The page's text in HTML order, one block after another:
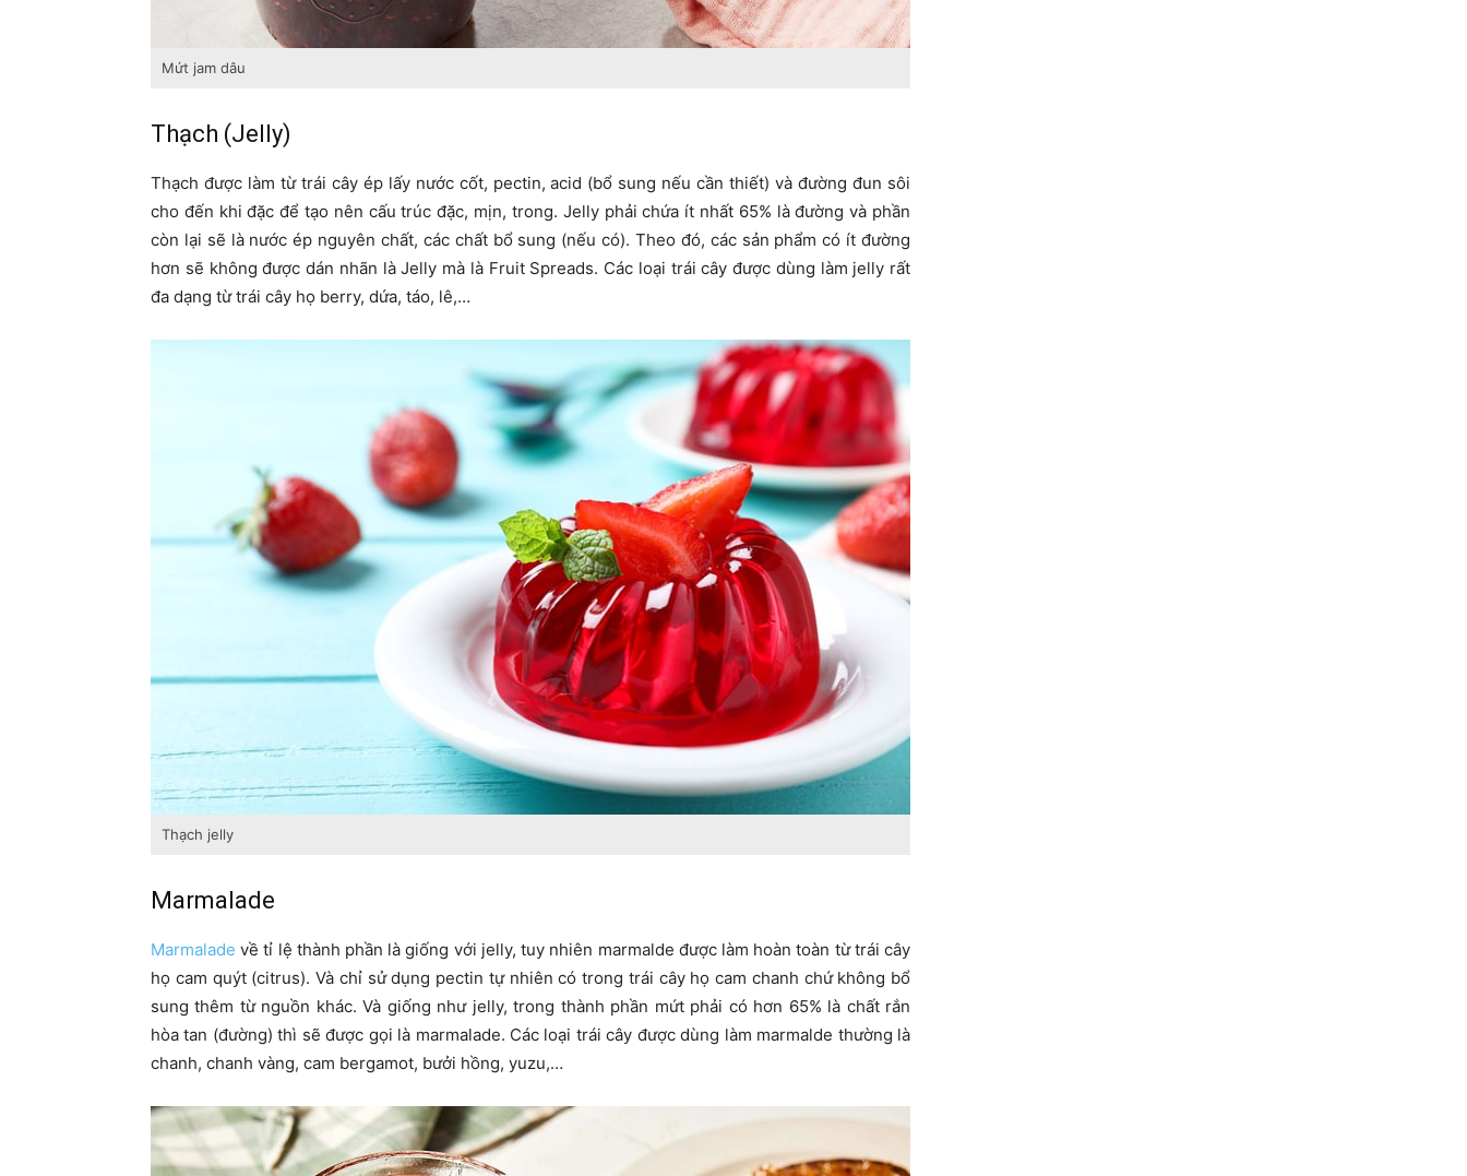
Mứt jam dâu
Thạch (Jelly)
Thạch được làm từ trái cây ép lấy nước cốt, pectin, acid (bổ sung nếu cần thiết) và đường đun sôi
cho đến khi đặc để tạo nên cấu trúc đặc, mịn, trong. Jelly phải chứa ít nhất 65% là đường và phần
còn lại sẽ là nước ép nguyên chất, các chất bổ sung (nếu có). Theo đó, các sản phẩm có ít đường
hơn sẽ không được dán nhãn là Jelly mà là Fruit Spreads. Các loại trái cây được dùng làm jelly rất
đa dạng từ trái cây họ berry, dứa, táo, lê,…
Thạch jelly
Marmalade
Marmalade về tỉ lệ thành phần là giống với jelly, tuy nhiên marmalde được làm hoàn toàn từ trái cây
họ cam quýt (citrus). Và chỉ sử dụng pectin tự nhiên có trong trái cây họ cam chanh chứ không bổ
sung thêm từ nguồn khác. Và giống như jelly, trong thành phần mứt phải có hơn 65% là chất rắn
hòa tan (đường) thì sẽ được gọi là marmalade. Các loại trái cây được dùng làm marmalde thường là
chanh, chanh vàng, cam bergamot, bưởi hồng, yuzu,…